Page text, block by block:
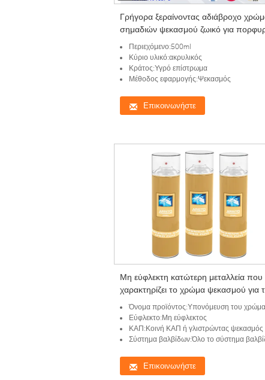
Γρήγορα ξεραίνοντας αδιάβροχο
σημαδιών ψεκασμού ζωικό για
κόκκινο πράσινο ουρών χοίρων/
αλόγων
Περιεχόμενο:500ml
Κύριο υλικό:ακρυλικός
Κράτος:Υγρό επίστρωμα
Μέθοδος εφαρμογής:Ψεκασμός
Επικοινωνήστε
Μη εύφλεκτη κατώτερη μεταλλεία που
χαρακτηρίζει το χρώμα ψεκασμού για
κατώτερο σημάδι επίγειων έρευνας και
εφαρμοσμένης μηχανικής
Όνομα προϊόντος:Υπονόμευση του χρώματος ψεκασμού
Εύφλεκτο:Μη εύφλεκτος
ΚΑΠ:Κοινή ΚΑΠ ή γλιστρώντας ψεκασμός ΚΑΠ
Σύστημα βαλβίδων:Όλο το σύστημα βαλβίδων
Επικοινωνήστε